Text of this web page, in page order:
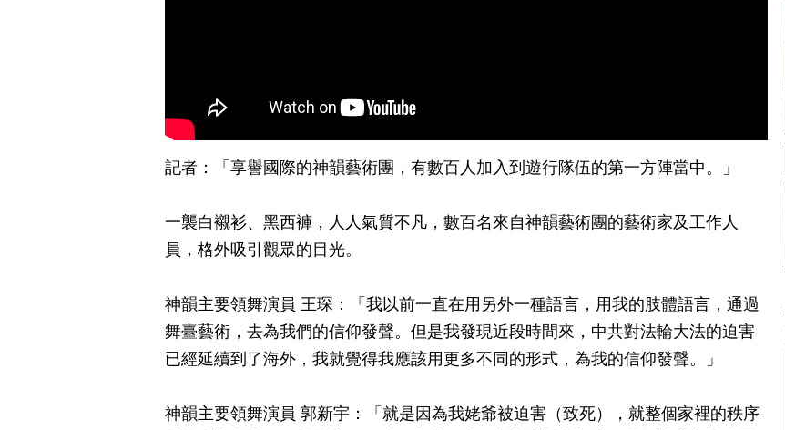
記者：「享譽國際的神韻藝術團，有數百人加入到遊行隊伍的第一方陣當中。」
一襲白襯衫、黑西褲，人人氣質不凡，數百名來自神韻藝術團的藝術家及工作人
員，格外吸引觀眾的目光。
神韻主要領舞演員 王琛：「我以前一直在用另外一種語言，用我的肢體語言，通過
舞臺藝術，去為我們的信仰發聲。但是我發現近段時間來，中共對法輪大法的迫害
已經延續到了海外，我就覺得我應該用更多不同的形式，為我的信仰發聲。」
神韻主要領舞演員 郭新宇：「就是因為我姥爺被迫害（致死），就整個家裡的秩序